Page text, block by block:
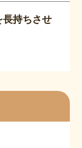
持ちさせ